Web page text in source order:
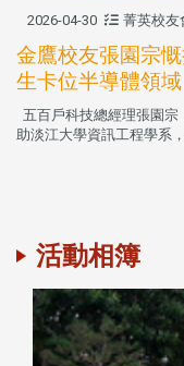
2026-04-30 菁英校友
金鷹校友張園宗
生卡位半導體領域
五百戶科技總經理張園
助淡江大學資訊工程學系
活動相簿